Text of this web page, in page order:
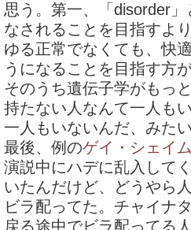
思う。第一、「disorder
なされることを目指すよ
ゆる正常でなくても、快
うになることを目指す方
そのうち遺伝子学がもっ
持たない人なんて一人も
一人もいないんだ、みた
最後、例のゲイ・シェイ
演説中にハデに乱入して
いたんだけど、どうやら
ビラ配ってた。チャイナ
戻る途中でビラ配ってる